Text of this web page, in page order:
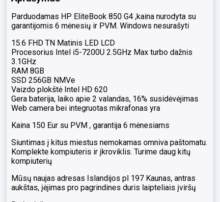
Parduodamas HP EliteBook 850 G4 ,kaina nurodyta su
garantijomis 6 mėnesių ir PVM. Windows nesurašyti
15.6 FHD TN Matinis LED LCD
Procesorius Intel i5-7200U 2.5GHz Max turbo dažnis
3.1GHz
RAM 8GB
SSD 256GB NMVe
Vaizdo plokštė Intel HD 620
Gera baterija, laiko apie 2 valandas, 16% susidėvėjimas
Web camera bei integruotas mikrafonas yra
Kaina 150 Eur su PVM , garantija 6 mėnesiams
Siuntimas į kitus miestus nemokamas omniva paštomatu.
Komplekte kompiuteris ir įkroviklis. Turime daug kitų
kompiuterių
Mūsų naujas adresas Islandijos pl 197 Kaunas, antras
aukštas, įėjimas pro pagrindines duris laipteliais įviršų